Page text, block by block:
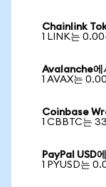
Chainlink
1 LINK는
Avalanche
1 AVAX는
Coinbase
1 CBBTC는
PayPal USD
1 PYUSD는